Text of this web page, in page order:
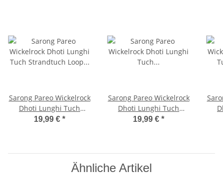
Sarong Pareo Wickelrock
Dhoti Lunghi Tuch
Strandtuch Loop
19,99 € *
Sarong Pareo Wickelrock
Dhoti Lunghi Tuch
Schildkröte Strandtuch
19,99 € *
Ähnliche Artikel